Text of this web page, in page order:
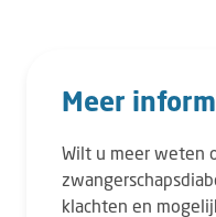
Meer
Wilt u meer weten
klachten en